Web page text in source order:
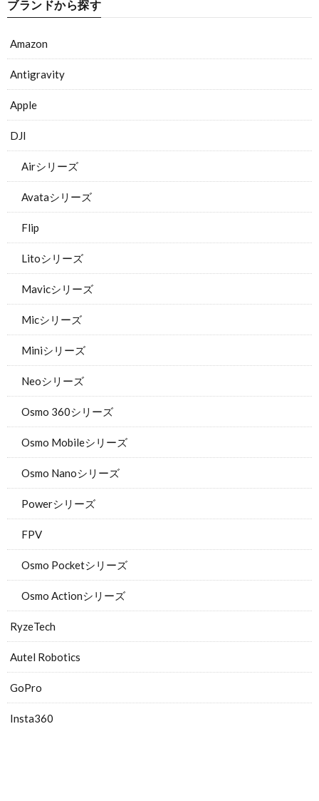
ブランドから探す
Amazon
Antigravity
Apple
DJI
Airシリーズ
Avataシリーズ
Flip
Litoシリーズ
Mavicシリーズ
Micシリーズ
Miniシリーズ
Neoシリーズ
Osmo 360シリーズ
Osmo Mobileシリーズ
Osmo Nanoシリーズ
Powerシリーズ
FPV
Osmo Pocketシリーズ
Osmo Actionシリーズ
RyzeTech
Autel Robotics
GoPro
Insta360